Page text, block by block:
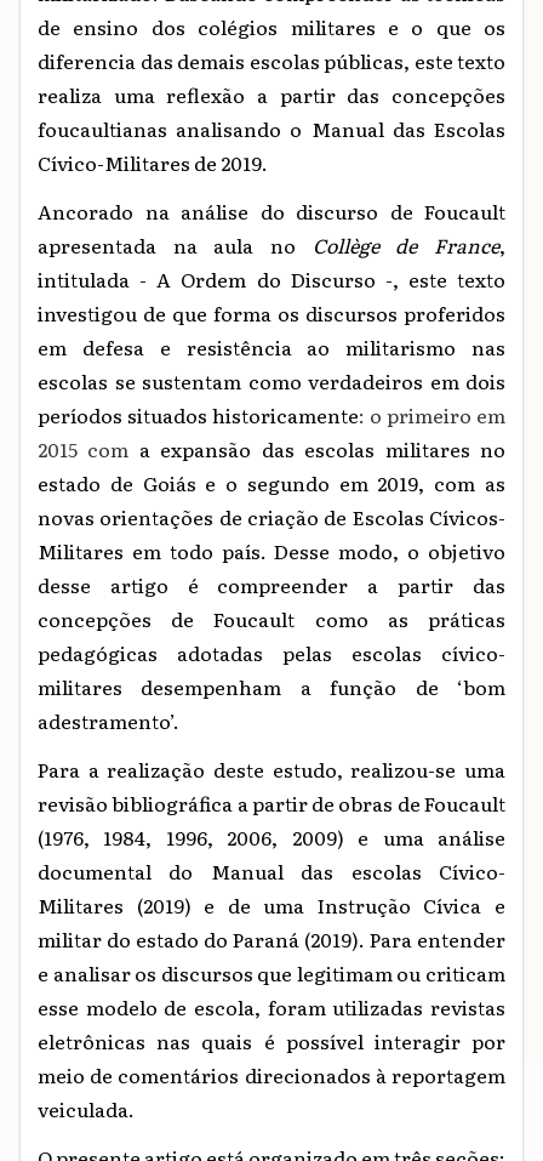
de ensino dos colégios militares e o que os
diferencia das demais escolas públicas, este texto
realiza uma reflexão a partir das concepções
foucaultianas analisando o Manual das Escolas
Cívico-Militares de 2019.
Ancorado na análise do discurso de Foucault
apresentada na aula no Collège de France,
intitulada - A Ordem do Discurso -, este texto
investigou de que forma os discursos proferidos
em defesa e resistência ao militarismo nas
escolas se sustentam como verdadeiros em dois
períodos situados historicamente: o primeiro em
2015 com a expansão das escolas militares no
estado de Goiás e o segundo em 2019, com as
novas orientações de criação de Escolas Cívicos-
Militares em todo país. Desse modo, o objetivo
desse artigo é compreender a partir das
concepções de Foucault como as práticas
pedagógicas adotadas pelas escolas cívico-
militares desempenham a função de ‘bom
adestramento’.
Para a realização deste estudo, realizou-se uma
revisão bibliográfica a partir de obras de Foucault
(1976, 1984, 1996, 2006, 2009) e uma análise
documental do Manual das escolas Cívico-
Militares (2019) e de uma Instrução Cívica e
militar do estado do Paraná (2019). Para entender
e analisar os discursos que legitimam ou criticam
esse modelo de escola, foram utilizadas revistas
eletrônicas nas quais é possível interagir por
meio de comentários direcionados à reportagem
veiculada.